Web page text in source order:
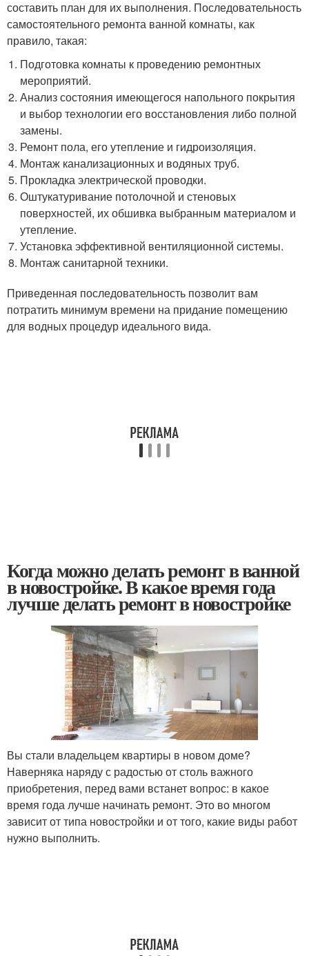
составить план для их выполнения. Последовательность
самостоятельного ремонта ванной комнаты, как
правило, такая:
Подготовка комнаты к проведению ремонтных
мероприятий.
Анализ состояния имеющегося напольного покрытия
и выбор технологии его восстановления либо полной
замены.
Ремонт пола, его утепление и гидроизоляция.
Монтаж канализационных и водяных труб.
Прокладка электрической проводки.
Оштукатуривание потолочной и стеновых
поверхностей, их обшивка выбранным материалом и
утепление.
Установка эффективной вентиляционной системы.
Монтаж санитарной техники.
Приведенная последовательность позволит вам
потратить минимум времени на придание помещению
для водных процедур идеального вида.
Когда можно делать ремонт в ванной
в новостройке. В какое время года
лучше делать ремонт в новостройке
Вы стали владельцем квартиры в новом доме?
Наверняка наряду с радостью от столь важного
приобретения, перед вами встанет вопрос: в какое
время года лучше начинать ремонт. Это во многом
зависит от типа новостройки и от того, какие виды работ
нужно выполнить.